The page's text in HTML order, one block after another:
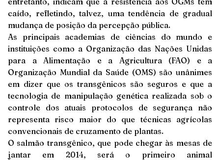
caído, refletindo, talvez, uma tendência de gradual
mudança de posição da percepção pública.
As principais academias de ciências do mundo e
instituições como a Organização das Nações Unidas
para a Alimentação e a Agricultura (FAO) e a
Organização Mundial da Saúde (OMS) são unânimes
em dizer que os transgênicos são seguros e que a
tecnologia de manipulação genética realizada sob o
controle dos atuais protocolos de segurança não
representa risco maior do que técnicas agrícolas
convencionais de cruzamento de plantas.
O salmão transgênico, que pode chegar às mesas de
jantar em 2014, será o primeiro animal